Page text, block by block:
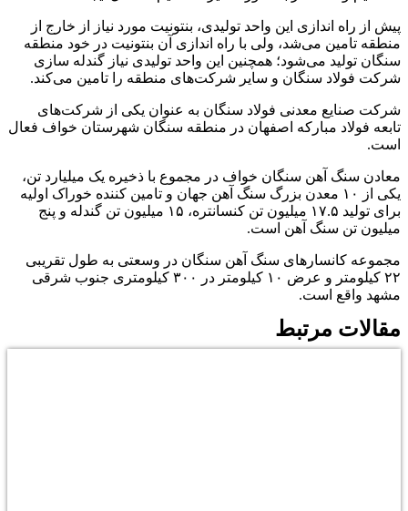
پیش از راه اندازی این واحد تولیدی، بنتونیت مورد نیاز از خارج از
منطقه تامین می‌شد، ولی با راه اندازی آن بنتونیت در خود منطقه
سنگان تولید می‌شود؛ همچنین این واحد تولیدی نیاز گندله سازی
شرکت فولاد سنگان و سایر شرکت‌های منطقه را تامین می‌کند.
شرکت صنایع معدنی فولاد سنگان به عنوان یکی از شرکت‌های
تابعه فولاد مبارکه اصفهان در منطقه سنگان شهرستان خواف فعال
است.
معادن سنگ آهن سنگان خواف در مجموع با ذخیره یک میلیارد تن،
یکی از ۱۰ معدن بزرگ سنگ آهن جهان و تامین کننده خوراک اولیه
برای تولید ۱۷.۵ میلیون تن کنسانتره، ۱۵ میلیون تن گندله و پنج
میلیون تن سنگ آهن است.
مجموعه کانسار‌های سنگ آهن سنگان در وسعتی به طول تقریبی
۲۲ کیلومتر و عرض ۱۰ کیلومتر در ۳۰۰ کیلومتری جنوب شرقی
مشهد واقع است.
مقالات مرتبط